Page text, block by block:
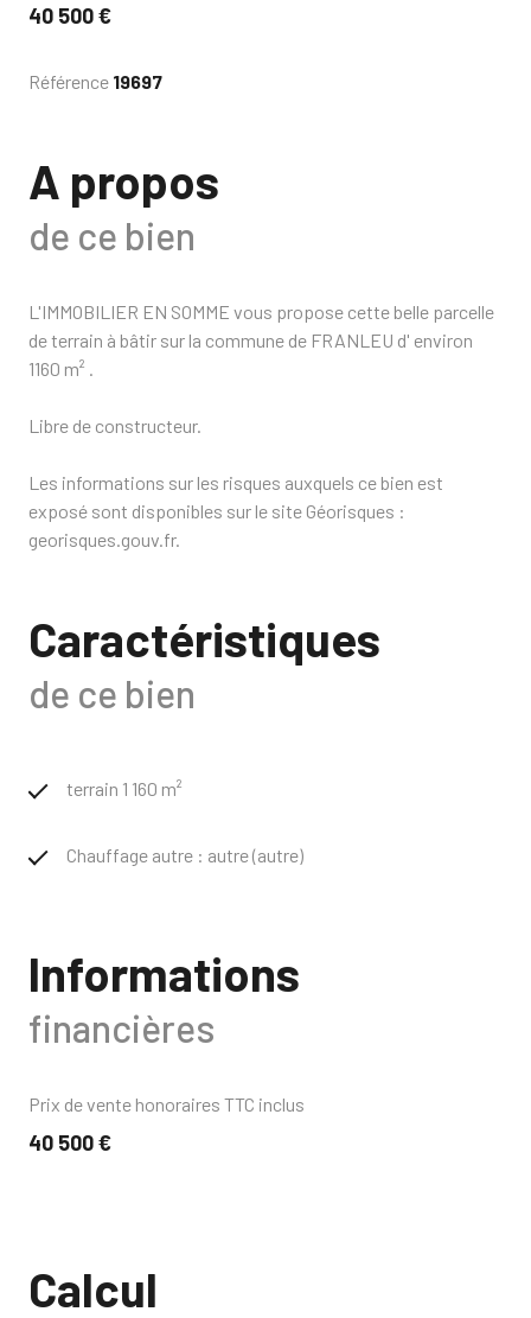
40 500 €
Référence 19697
A propos
de ce bien
L'IMMOBILIER EN SOMME vous propose cette belle parcelle
de terrain à bâtir sur la commune de FRANLEU d' environ
1160 m² .
Libre de constructeur.
Les informations sur les risques auxquels ce bien est
exposé sont disponibles sur le site Géorisques :
georisques.gouv.fr.
Caractéristiques
de ce bien
terrain 1 160 m²
Chauffage autre : autre (autre)
Informations
financières
Prix de vente honoraires TTC inclus
40 500 €
Calcul